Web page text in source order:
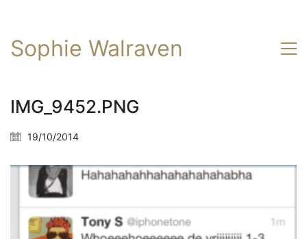
Sophie Walraven
IMG_9452.PNG
19/10/2014